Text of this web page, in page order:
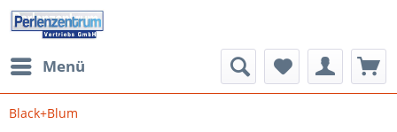
Menü
Black+Blum